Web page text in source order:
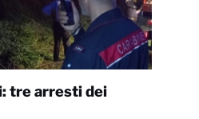
tre arresti dei